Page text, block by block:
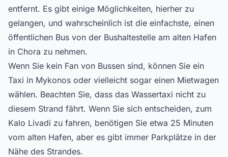
entfernt. Es gibt einige Möglichkeiten, hierher zu
gelangen, und wahrscheinlich ist die einfachste, einen
öffentlichen Bus von der Bushaltestelle am alten Hafen
in Chora zu nehmen.
Wenn Sie kein Fan von Bussen sind, können Sie ein
Taxi in Mykonos oder vielleicht sogar einen Mietwagen
wählen. Beachten Sie, dass das Wassertaxi nicht zu
diesem Strand fährt. Wenn Sie sich entscheiden, zum
Kalo Livadi zu fahren, benötigen Sie etwa 25 Minuten
vom alten Hafen, aber es gibt immer Parkplätze in der
Nähe des Strandes.